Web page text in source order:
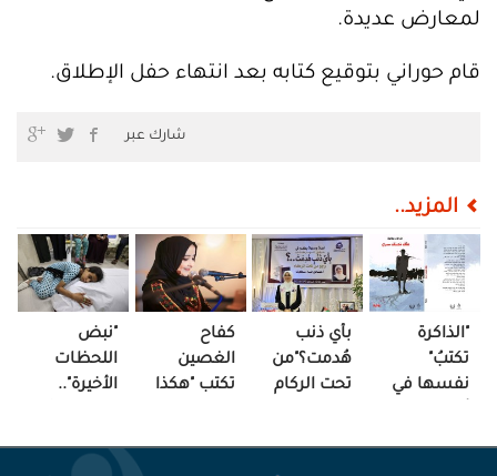
لمعارض عديدة.
قام حوراني بتوقيع كتابه بعد انتهاء حفل الإطلاق.
شارك عبر
المزيد..
"الذاكرة
تكتبُ"
نفسها في
بأي ذنب
هُدمت؟"من
تحت الركام
كفاح
الغصين
تكتب "هكذا
"نبض
اللحظات
الأخيرة"..